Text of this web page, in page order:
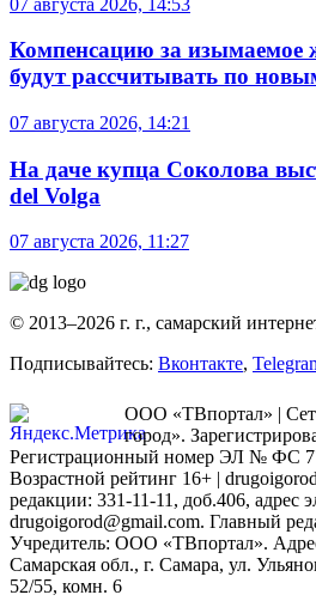
Компенсацию за
будут рассчитывать по
07 августа 2026, 14:21
На даче купца Соколова
del Volga
07 августа 2026, 11:27
© 2013–2026 г. г., самарский
Подписывайтесь: Вконтакте,
ООО «ТВпортал» |
город».
Регистрационный номер ЭЛ № ФС 77
Возрастной рейтинг 16+ |
редакции: 331-11-11, доб.406, адрес
drugoigorod@gmail.com. Главный
Учредитель: ООО «ТВпортал».
Самарская обл., г. Самара, ул.
52/55, комн. 6